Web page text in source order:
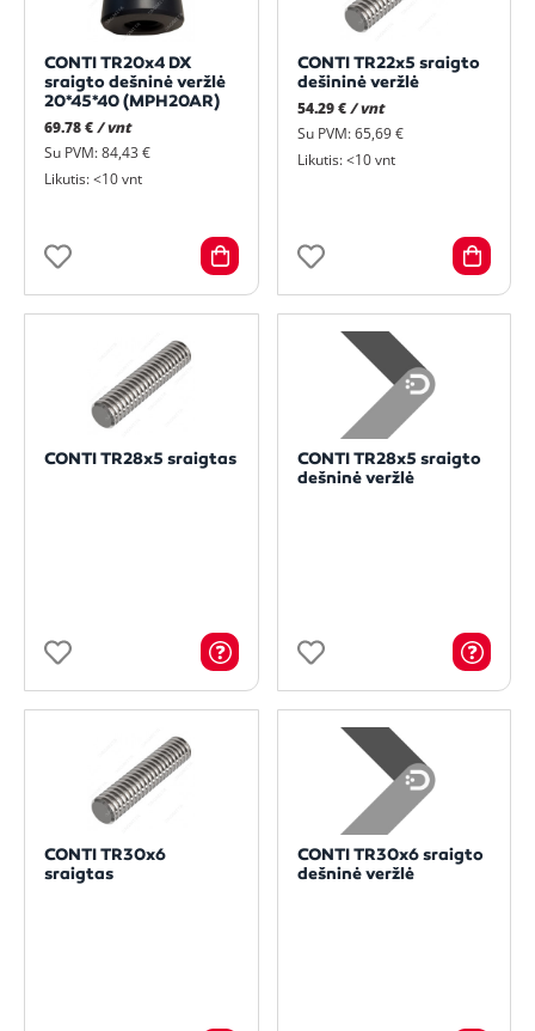
CONTI TR20x4 DX
sraigto dešninė veržlė
20*45*40 (MPH20AR)
69.78 €/ vnt
Su PVM: 84,43 €
Likutis: <10 vnt
CONTI TR22x5 sraigto
dešininė veržlė
54.29 € / vnt
Su PVM: 65,69 €
Likutis: <10 vnt
CONTI TR28x5 sraigtas
CONTI TR28x5 sraigto
dešninė veržlė
CONTI TR30x6
sraigtas
CONTI TR30x6 sraigto
dešninė veržlė